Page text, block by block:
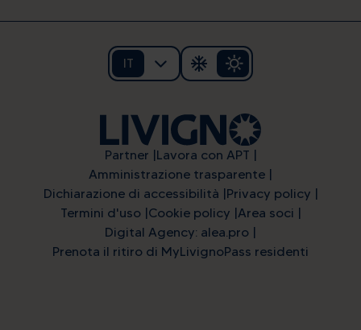
IT
Partner Lavora con APT
Amministrazione trasparente
Dichiarazione di accessibilità Privacy policy
Termini d'uso Cookie policy Area soci
Digital Agency: alea.pro
Prenota il ritiro di MyLivignoPass residenti